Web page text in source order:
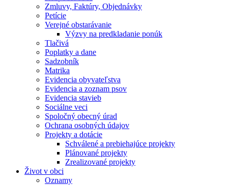
Zmluvy, Faktúry, Objednávky
Petície
Verejné obstarávanie
Výzvy na predkladanie ponúk
Tlačivá
Poplatky a dane
Sadzobník
Matrika
Evidencia obyvateľstva
Evidencia a zoznam psov
Evidencia stavieb
Sociálne veci
Spoločný obecný úrad
Ochrana osobných údajov
Projekty a dotácie
Schválené a prebiehajúce projekty
Plánované projekty
Zrealizované projekty
Život v obci
Oznamy